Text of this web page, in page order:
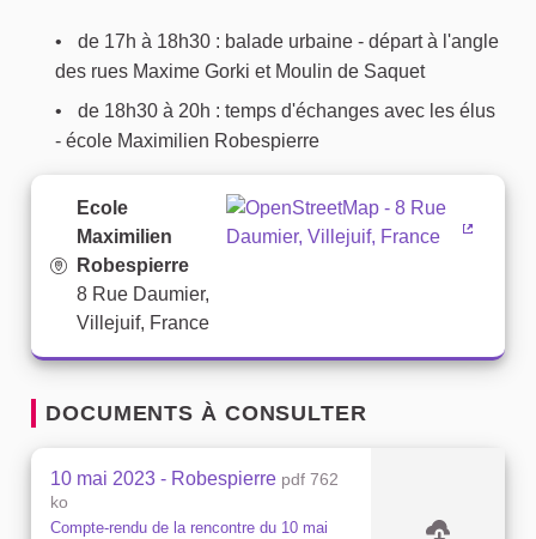
de 17h à 18h30 : balade urbaine - départ à l'angle
des rues Maxime Gorki et Moulin de Saquet
de 18h30 à 20h : temps d'échanges avec les élus
- école Maximilien Robespierre
Ecole
Maximilien
Robespierre
8 Rue Daumier,
Villejuif, France
DOCUMENTS À CONSULTER
10 mai 2023 - Robespierre pdf 762
ko
Compte-rendu de la rencontre du 10 mai